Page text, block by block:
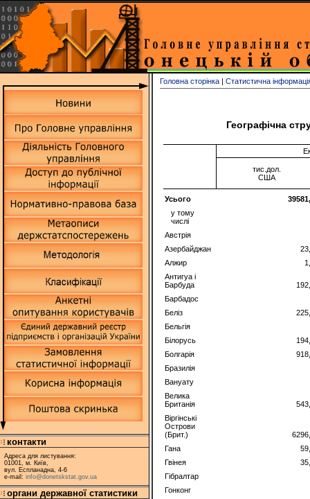
контакти
Адреса для листування:
01001, м. Київ,
вул. Еспланадна, 4-6
e-mail: info@donetskstat.gov.ua
органи державної статистики
Головна сторінка | Статистична
Географічна
тис.дол.
США
Усього
у тому
числі
Австрія
Азербайджан
Алжир
Антигуа і
Барбуда
Барбадос
Беліз
Бельгія
Білорусь
Болгарія
Бразилія
Вануату
Велика
Британія
Віргінські
Острови
(Брит.)
Гана
Гвінея
Гібралтар
Гонконг